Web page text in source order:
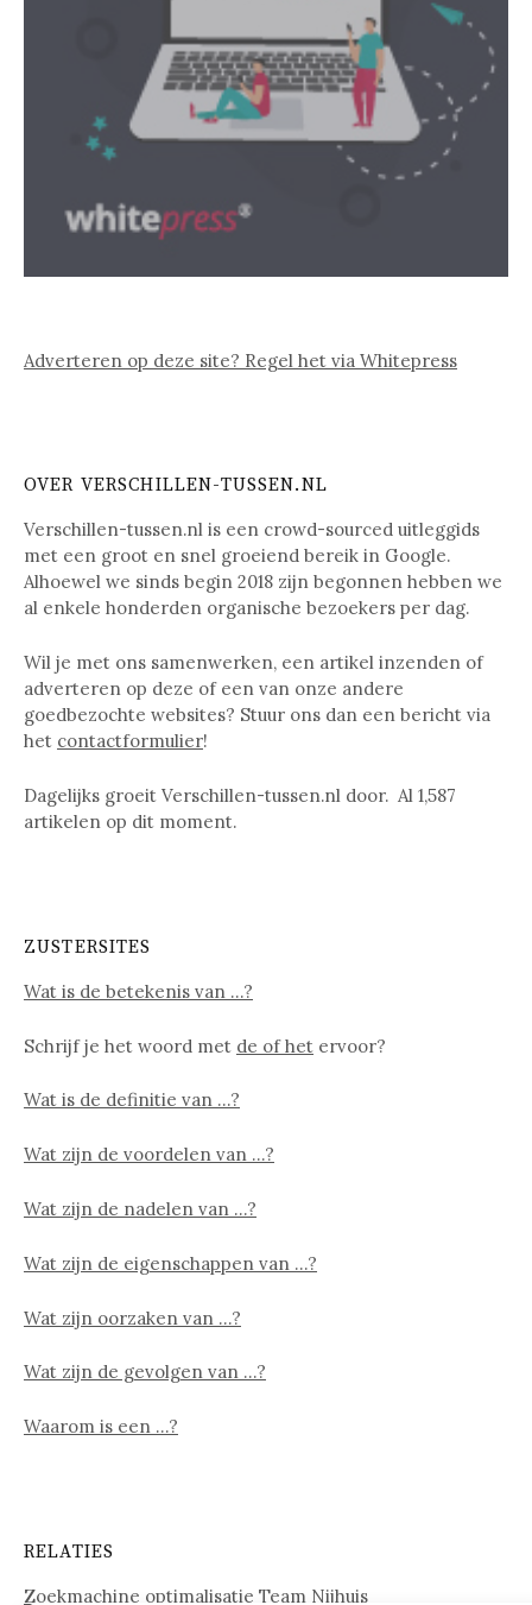
Adverteren op deze site? Regel het via Whitepress
OVER VERSCHILLEN-TUSSEN.NL
Verschillen-tussen.nl is een crowd-sourced uitleggids
met een groot en snel groeiend bereik in Google.
Alhoewel we sinds begin 2018 zijn begonnen hebben we
al enkele honderden organische bezoekers per dag.
Wil je met ons samenwerken, een artikel inzenden of
adverteren op deze of een van onze andere
goedbezochte websites? Stuur ons dan een bericht via
het contactformulier!
Dagelijks groeit Verschillen-tussen.nl door. Al 1,587
artikelen op dit moment.
ZUSTERSITES
Wat is de betekenis van …?
Schrijf je het woord met de of het ervoor?
Wat is de definitie van …?
Wat zijn de voordelen van …?
Wat zijn de nadelen van …?
Wat zijn de eigenschappen van …?
Wat zijn oorzaken van …?
Wat zijn de gevolgen van …?
Waarom is een …?
RELATIES
Zoekmachine optimalisatie Team Nijhuis